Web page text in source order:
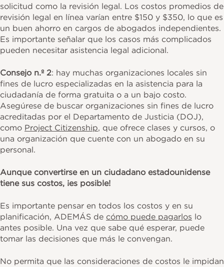
solicitud como la revisión legal. Los costos promedios de
revisión legal en línea varían entre $150 y $350, lo que es
un buen ahorro en cargos de abogados independientes.
Es importante señalar que los casos más complicados
pueden necesitar asistencia legal adicional.
Consejo n.º 2: hay muchas organizaciones locales sin
fines de lucro especializadas en la asistencia para la
ciudadanía de forma gratuita o a un bajo costo.
Asegúrese de buscar organizaciones sin fines de lucro
acreditadas por el Departamento de Justicia (DOJ),
como Project Citizenship, que ofrece clases y cursos, o
una organización que cuente con un abogado en su
personal.
Aunque convertirse en un ciudadano estadounidense
tiene sus costos, ¡es posible!
Es importante pensar en todos los costos y en su
planificación, ADEMÁS de cómo puede pagarlos lo
antes posible. Una vez que sabe qué esperar, puede
tomar las decisiones que más le convengan.
No permita que las consideraciones de costos le impidan